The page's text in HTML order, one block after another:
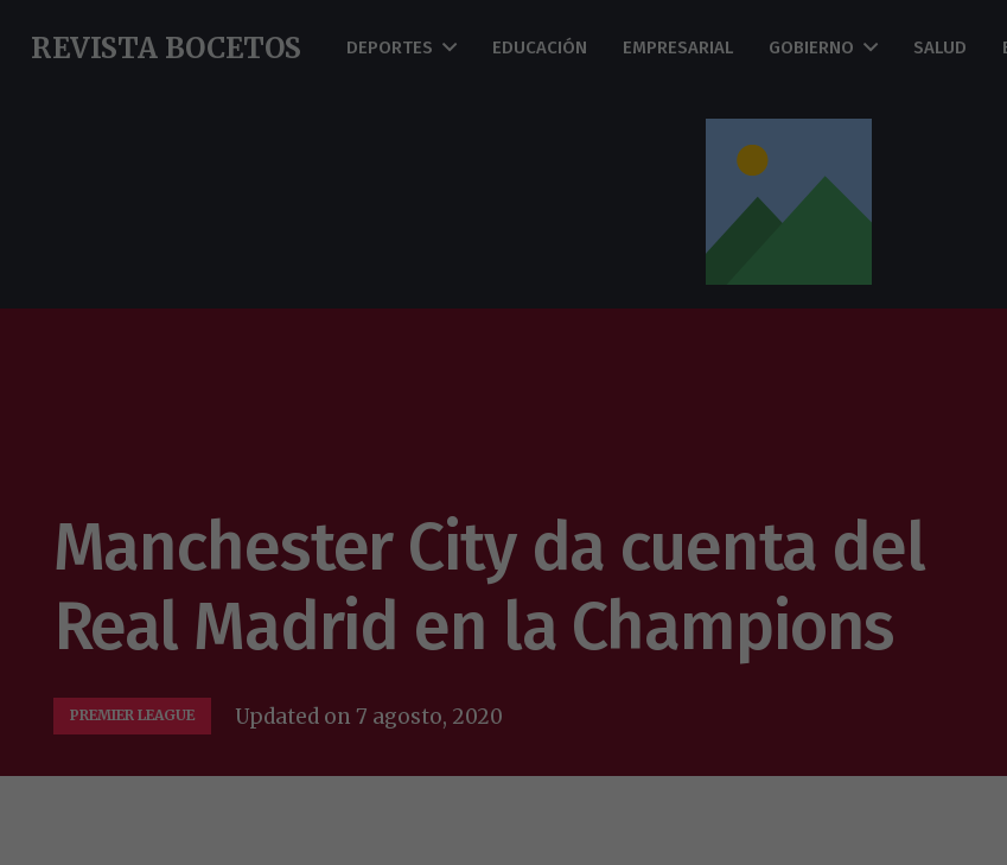
REVISTA BOCETOS DEPORTES EDUCACIÓN EMPRESARIAL GOBIERNO SALUD
Manchester City da cuenta del
Real Madrid en la Champions
PREMIER LEAGUE Updated on7 agosto, 2020